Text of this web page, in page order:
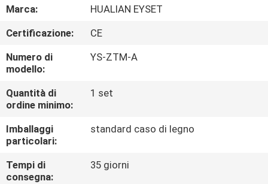
GIRO
DELLA
FABBRICA
CONTROLLO
DI
QUALITÀ
CONTATTICI
Marca:
HUALIAN EYSET
Certificazione:
CE
Numero di
modello:
YS-ZTM-A
Quantità di
ordine minimo:
1 set
Imballaggi
particolari:
standard caso di legno
Tempi di
consegna:
35 giorni